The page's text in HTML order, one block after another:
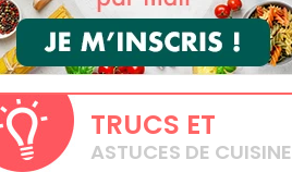
TRUCS ET
ASTUCES DE CUISINE